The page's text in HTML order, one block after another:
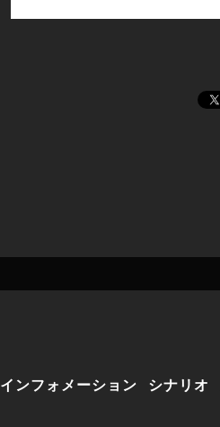
インフォメーション シナリオ